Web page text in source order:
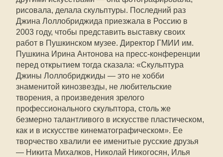
рисовала, делала скульптуры. Последний раз
Джина Лоллобриджида приезжала в Россию в
2003 году, чтобы представить выставку своих
работ в Пушкинском музее. Директор ГМИИ им.
Пушкина Ирина Антонова на пресс-конференции
перед открытием тогда сказала: «Скульптура
Джины Лоллобриджиды — это не хобби
знаменитой кинозвезды, не любительские
творения, а произведения зрелого
профессионального скульптора, столь же
безмерно талантливого в искусстве пластическом,
как и в искусстве кинематографическом». Ее
творчество хвалили ее именитые русские друзья
— Никита Михалков, Николай Никогосян, Илья